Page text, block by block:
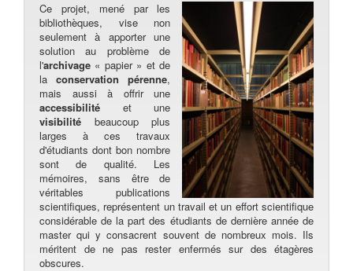
Ce projet, mené par les
bibliothèques, vise non
seulement à apporter une
solution au problème de
l'archivage « papier » et de
laconservation pérenne,
mais aussi à offrir une
accessibilité et une
visibilité beaucoup plus
larges à ces travaux
d'étudiants dont bon nombre
sont de qualité. Les
mémoires, sans être de
véritables publications
scientifiques, représentent un travail et un effort scientifique
considérable de la part des étudiants de dernière année de
master qui y consacrent souvent de nombreux mois. Ils
méritent de ne pas rester enfermés sur des étagères
obscures.